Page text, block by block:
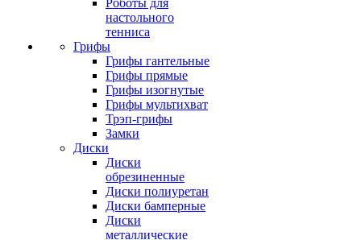
Роботы для
настольного
тенниса
Грифы
Грифы гантельные
Грифы прямые
Грифы изогнутые
Грифы мультихват
Трэп-грифы
Замки
Диски
Диски
обрезиненные
Диски полиуретан
Диски бамперные
Диски
металлические